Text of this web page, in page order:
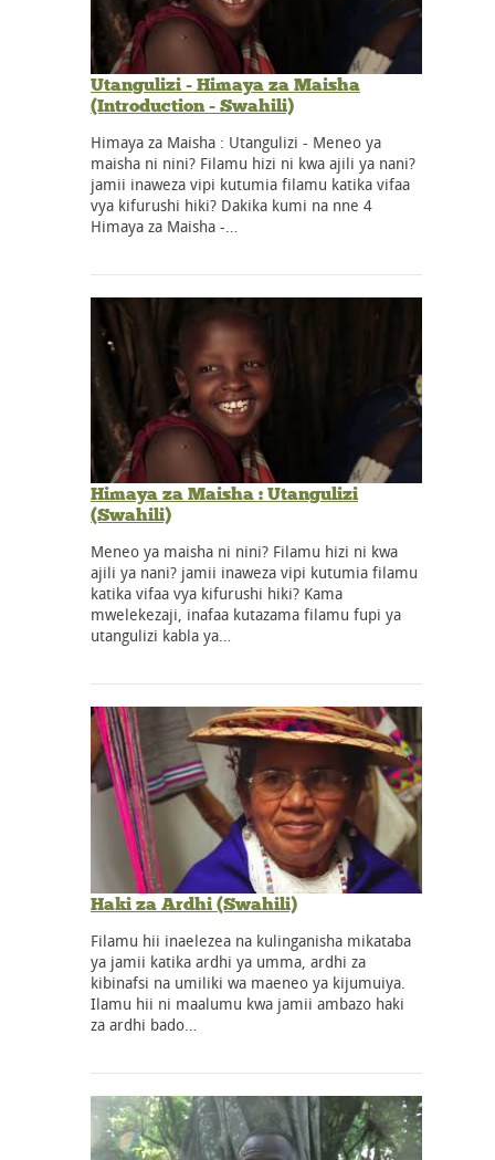
Utangulizi - Himaya za Maisha
(Introduction - Swahili)
Himaya za Maisha : Utangulizi - Meneo ya
maisha ni nini? Filamu hizi ni kwa ajili ya nani?
jamii inaweza vipi kutumia filamu katika vifaa
vya kifurushi hiki? Dakika kumi na nne 4
Himaya za Maisha -…
Himaya za Maisha : Utangulizi
(Swahili)
Meneo ya maisha ni nini? Filamu hizi ni kwa
ajili ya nani? jamii inaweza vipi kutumia filamu
katika vifaa vya kifurushi hiki? Kama
mwelekezaji, inafaa kutazama filamu fupi ya
utangulizi kabla ya…
Haki za Ardhi (Swahili)
Filamu hii inaelezea na kulinganisha mikataba
ya jamii katika ardhi ya umma, ardhi za
kibinafsi na umiliki wa maeneo ya kijumuiya.
Ilamu hii ni maalumu kwa jamii ambazo haki
za ardhi bado…